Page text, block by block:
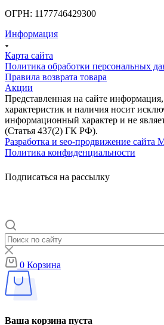
ОГРН: 1177746429300
Информация
Карта сайта
Политика обработки персональных
Правила возврата товара
Акции
Представленная на сайте
характеристик и наличия носит
информационный характер и не
(Статья 437(2) ГК РФ).
Разработка и seo-продвижение сайта
Политика конфиденциальности
Подписаться на рассылку
0 Корзина
Ваша корзина пуста